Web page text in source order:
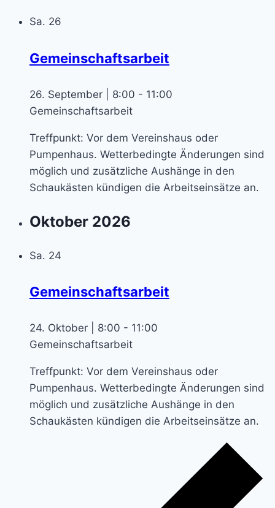
Sa. 26
Gemeinschaftsarbeit
26. September | 8:00 - 11:00
Gemeinschaftsarbeit
Treffpunkt: Vor dem Vereinshaus oder
Pumpenhaus. Wetterbedingte Änderungen sind
möglich und zusätzliche Aushänge in den
Schaukästen kündigen die Arbeitseinsätze an.
Oktober 2026
Sa. 24
Gemeinschaftsarbeit
24. Oktober | 8:00 - 11:00
Gemeinschaftsarbeit
Treffpunkt: Vor dem Vereinshaus oder
Pumpenhaus. Wetterbedingte Änderungen sind
möglich und zusätzliche Aushänge in den
Schaukästen kündigen die Arbeitseinsätze an.